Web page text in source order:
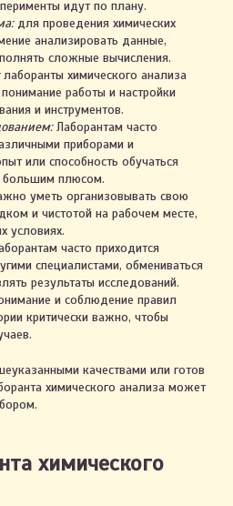
идут по плану.
для проведения химических
анализировать данные,
сложные вычисления.
лаборанты химического анализа
работы и настройки
и инструментов.
Лаборантам часто
приборами и
или способность обучаться
большим плюсом.
уметь организовывать свою
и чистотой на рабочем месте,
условиях.
часто приходится
специалистами, обмениваться
результаты исследований.
и соблюдение правил
критически важно, чтобы
качествами или готов
химического анализа может
химического